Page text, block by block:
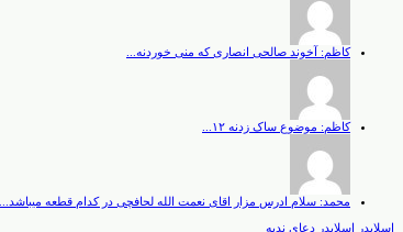
کاظم: آخوند صالحی انصاری که منی خوردنه...
کاظم: موضوع ساک زدنه ۱۲...
محمد: سلام ادرس مزار اقای نعمت الله لحافچی در کدام قطعه میباشد...
اسلایدر اسلایدر دعای ندبه